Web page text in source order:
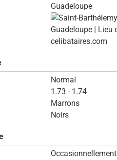
Guadeloupe
Normal
1.73 - 1.74
Marrons
Noirs
Occasionnellement